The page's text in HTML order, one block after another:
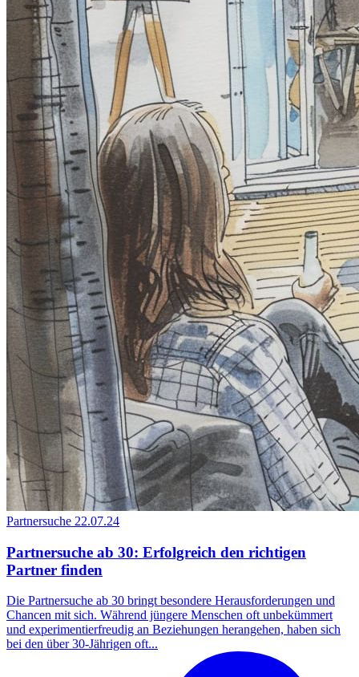
Partnersuche 22.07.24
Partnersuche ab 30: Erfolgreich den richtigen
Partner finden
Die Partnersuche ab 30 bringt besondere Herausforderungen und
Chancen mit sich. Während jüngere Menschen oft unbekümmert
und experimentierfreudig an Beziehungen herangehen, haben sich
bei den über 30-Jährigen oft...